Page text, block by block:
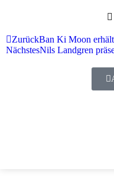
ZurückBan Ki Moon
NächstesNils Landgren